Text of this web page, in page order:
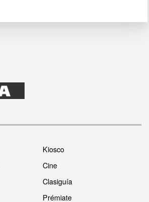
Kiosco
Cine
Clasiguía
Prémiate